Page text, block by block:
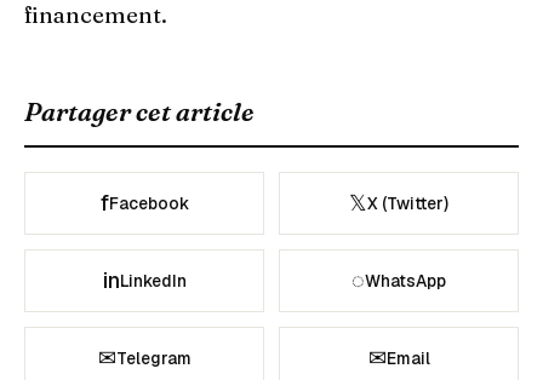
financement.
Partager cet article
fFacebook 𝕏X (Twitter)
inLinkedIn ◌WhatsApp
✉Telegram ✉Email